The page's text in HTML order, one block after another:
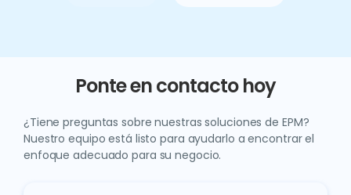
Ponte en contacto hoy
¿Tiene preguntas sobre nuestras soluciones de EPM?
Nuestro equipo está listo para ayudarlo a encontrar el
enfoque adecuado para su negocio.